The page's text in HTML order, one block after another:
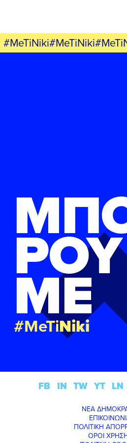
ΡΟΥ
ΜΕ
#MeTiNiki
ΝΕΑ
ΠΟΛΙΤΙΚΗ
ΟΡΟΙ
FB IN TW YT LN